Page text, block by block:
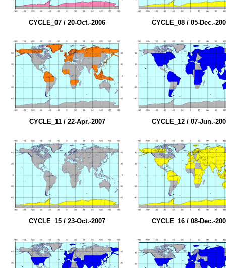
CYCLE_07 / 20-Oct.-2006 CYCLE_08 / 05-Dec.-
CYCLE_11 / 22-Apr.-2007 CYCLE_12 / 07-Jun.-
CYCLE_15 / 23-Oct.-2007 CYCLE_16 / 08-Dec.-